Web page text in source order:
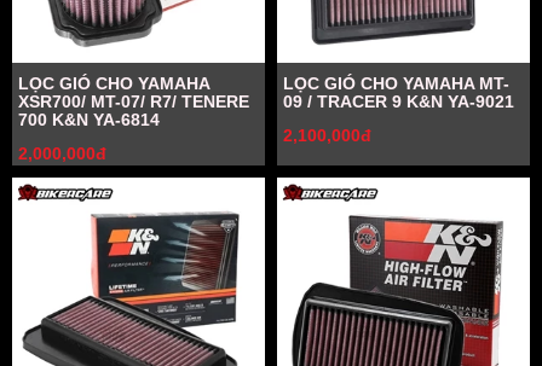
LỌC GIÓ CHO YAMAHA
XSR700/ MT-07/ R7/ TENERE
700 K&N YA-6814
2,000,000đ
LỌC GIÓ CHO YAMAHA MT-
09 / TRACER 9 K&N YA-9021
2,100,000đ